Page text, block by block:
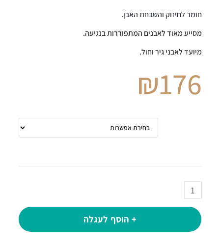
חומר לחיזוק והשבחת האבן.
מסייע מאוד לאבנים המתפוררות בנגיעה.
מיועד לאבני גיר וחול.
₪176
+ הוסף לעגלה